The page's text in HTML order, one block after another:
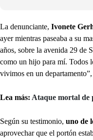
La denunciante, Ivonete
ayer mientras paseaba a su
años, sobre la avenida 29 de
como un hijo para mí. Todos
vivimos en un
Lea más: Ataque mortal de
Según su testimonio, uno de
aprovechar que el portón